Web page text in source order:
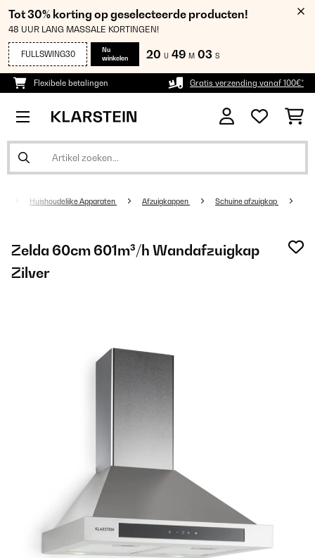
Tot 30% korting op geselecteerde producten!
48 UUR LANG MASSALE KORTINGEN!
FULLSWING30
Nu
winkelen
20 U 49 M 03 S
Flexibele betalingen Gratis verzending vanaf 100€*
Huishoudelijke Apparaten Afzuigkappen Schuine afzuigkap
Zelda 60cm 601m³/h Wandafzuigkap
Zilver